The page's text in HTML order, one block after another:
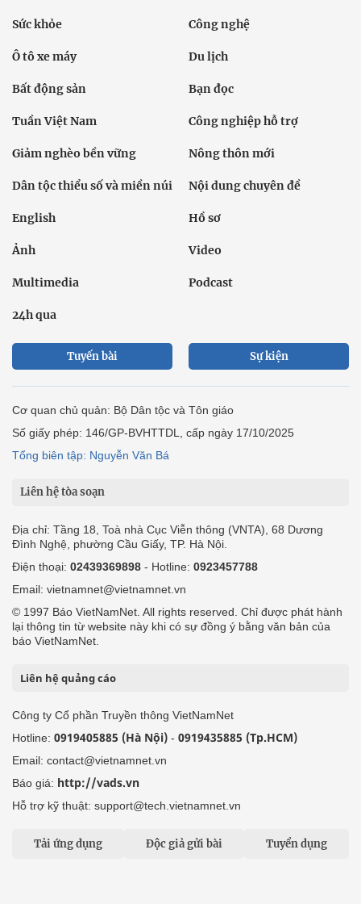
Sức khỏe Công nghệ
Ô tô xe máy Du lịch
Bất động sản Bạn đọc
Tuần Việt Nam Công nghiệp hỗ trợ
Giảm nghèo bền vững Nông thôn mới
Dân tộc thiểu số và miền núi Nội dung chuyên đề
English Hồ sơ
Ảnh Video
Multimedia Podcast
24h qua
Tuyến bài Sự kiện
Cơ quan chủ quản: Bộ Dân tộc và Tôn giáo
Số giấy phép: 146/GP-BVHTTDL, cấp ngày 17/10/2025
Tổng biên tập: Nguyễn Văn Bá
Liên hệ tòa soạn
Địa chỉ: Tầng 18, Toà nhà Cục Viễn thông (VNTA), 68 Dương
Đình Nghệ, phường Cầu Giấy, TP. Hà Nội.
Điện thoại: 02439369898 - Hotline: 0923457788
Email: vietnamnet@vietnamnet.vn
© 1997 Báo VietNamNet. All rights reserved. Chỉ được phát hành
lại thông tin từ website này khi có sự đồng ý bằng văn bản của
báo VietNamNet.
Liên hệ quảng cáo
Công ty Cổ phần Truyền thông VietNamNet
Hotline: 0919405885 (Hà Nội) - 0919435885 (Tp.HCM)
Email: contact@vietnamnet.vn
Báo giá: http://vads.vn
Hỗ trợ kỹ thuật: support@tech.vietnamnet.vn
Tải ứng dụng Độc giả gửi bài Tuyển dụng